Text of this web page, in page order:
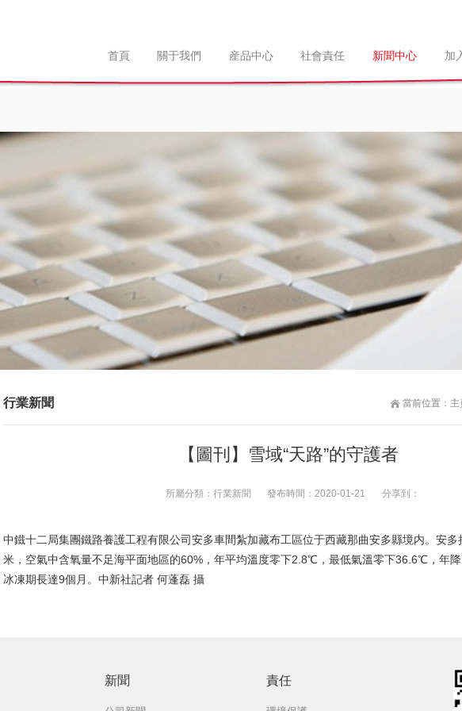
首頁 關于我們 産品中心 社會責任 新聞中心 加
當前位置： 主
行業新聞
【圖刊】雪域“天路”的守護者
所屬分類： 行業新聞 發布時間： 2020-01-21 分享到：
中鐵十二局集團鐵路養護工程有限公司安多車間紮加藏布工區位于西藏那曲安多縣境内。安
米，空氣中含氧量不足海平面地區的60%，年平均溫度零下2.8℃，最低氣溫零下36.6℃，年
冰凍期長達9個月。中新社記者 何蓬磊 攝
新聞 責任